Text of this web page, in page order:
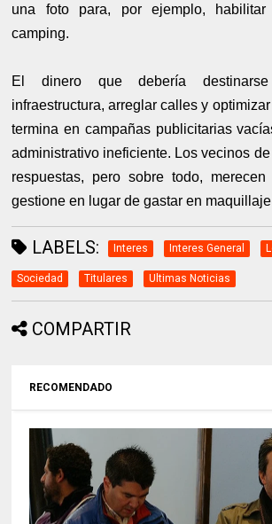
una foto para, por ejemplo,
camping.
El dinero que debería
infraestructura, arreglar calles y
termina en campañas publicitarias
administrativo ineficiente. Los vecinos
respuestas, pero sobre todo,
gestione en lugar de gastar en
LABELS: Interes Interes General
Sociedad Titulares Ultimas Noticias
COMPARTIR
RECOMENDADO